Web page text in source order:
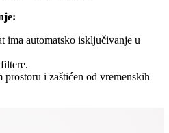
ima automatsko isključivanje u
prostoru i zaštićen od vremenskih